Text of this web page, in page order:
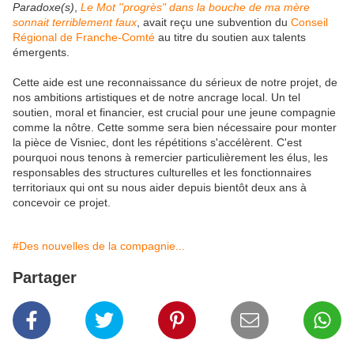
Paradoxe(s) Le Mot ''progrès" dans la bouche de ma mère
sonnait terriblement faux , avait reçu une subvention du Conseil
Régional de Franche-Comté au titre du soutien aux talents
émergents.
Cette aide est une reconnaissance du sérieux de notre projet, de
nos ambitions artistiques et de notre ancrage local. Un tel
soutien, moral et financier, est crucial pour une jeune compagnie
comme la nôtre. Cette somme sera bien nécessaire pour monter
la pièce de Visniec, dont les répétitions s'accélèrent. C'est
pourquoi nous tenons à remercier particulièrement les élus, les
responsables des structures culturelles et les fonctionnaires
territoriaux qui ont su nous aider depuis bientôt deux ans à
concevoir ce projet.
#Des nouvelles de la compagnie...
Partager